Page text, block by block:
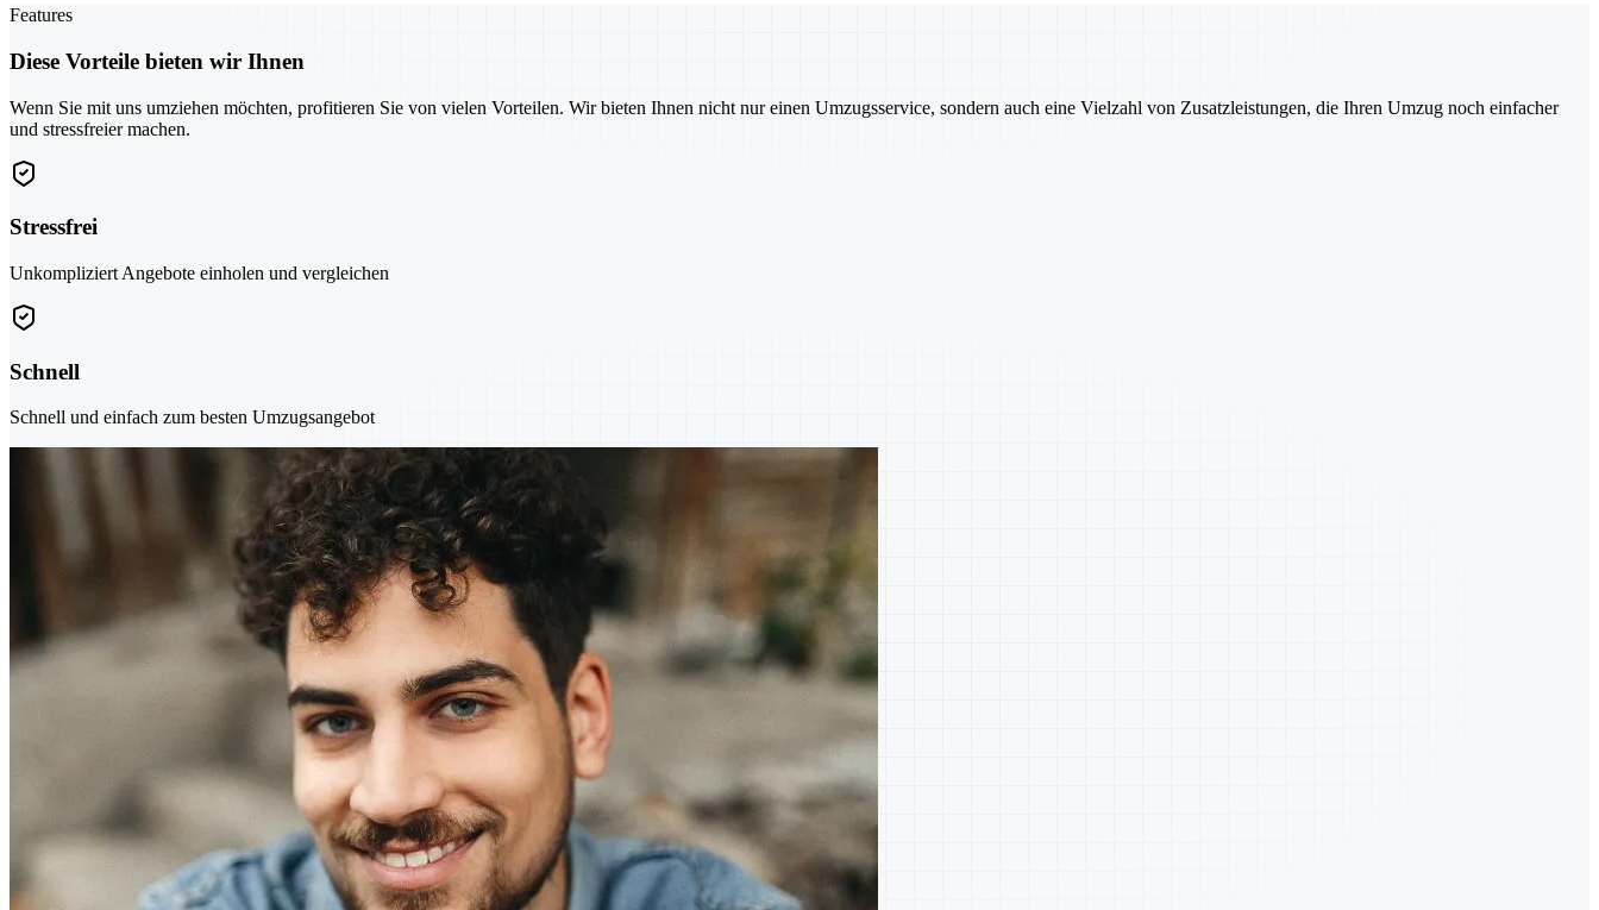
Features
Diese Vorteile bieten wir Ihnen
Wenn Sie mit uns umziehen möchten, profitieren Sie von vielen Vorteilen. Wir bieten Ihnen nicht nur einen Umzugsservice, sondern auch eine Vielzahl von Zusatzleistungen, die Ihren Umzug noch einfacher
und stressfreier machen.
Stressfrei
Unkompliziert Angebote einholen und vergleichen
Schnell
Schnell und einfach zum besten Umzugsangebot